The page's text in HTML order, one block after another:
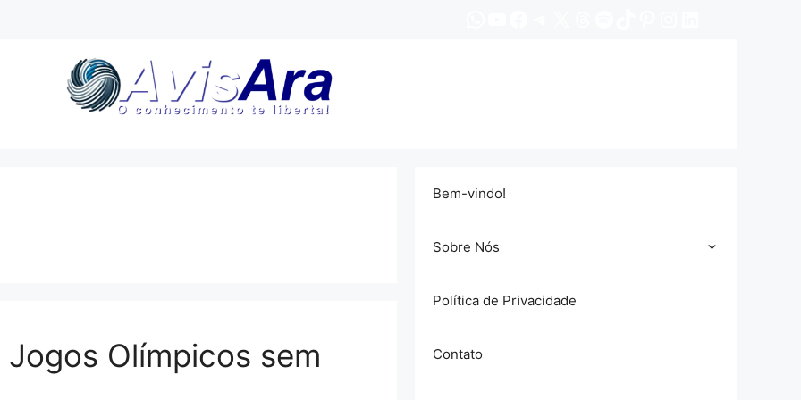
Olímpicos sem
Bem-vindo!
Sobre Nós
Política de Privacidade
Contato